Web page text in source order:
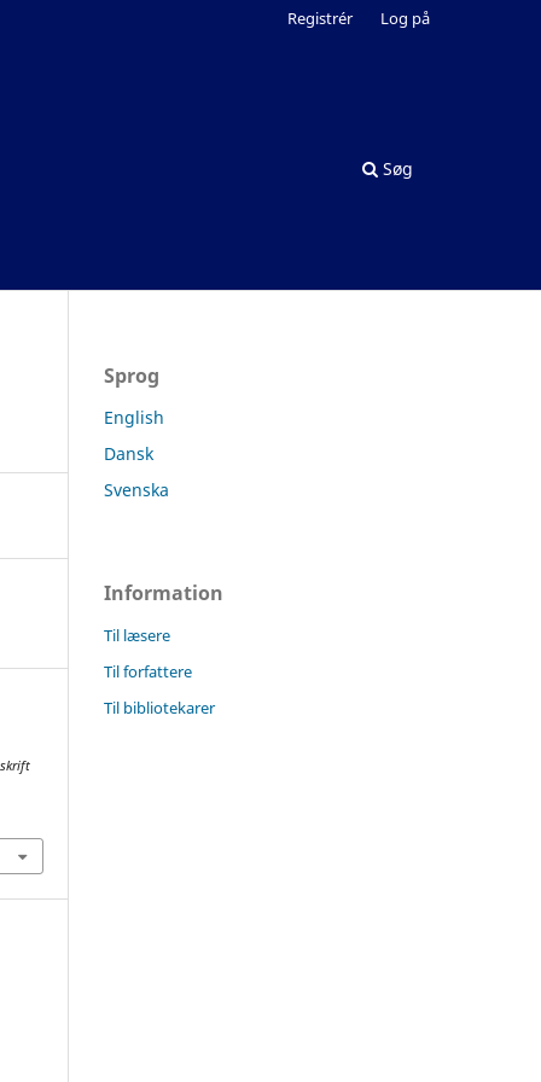
Søg
Registrér Log på
Sprog
English
Dansk
Svenska
Information
Til læsere
Til forfattere
Til bibliotekarer